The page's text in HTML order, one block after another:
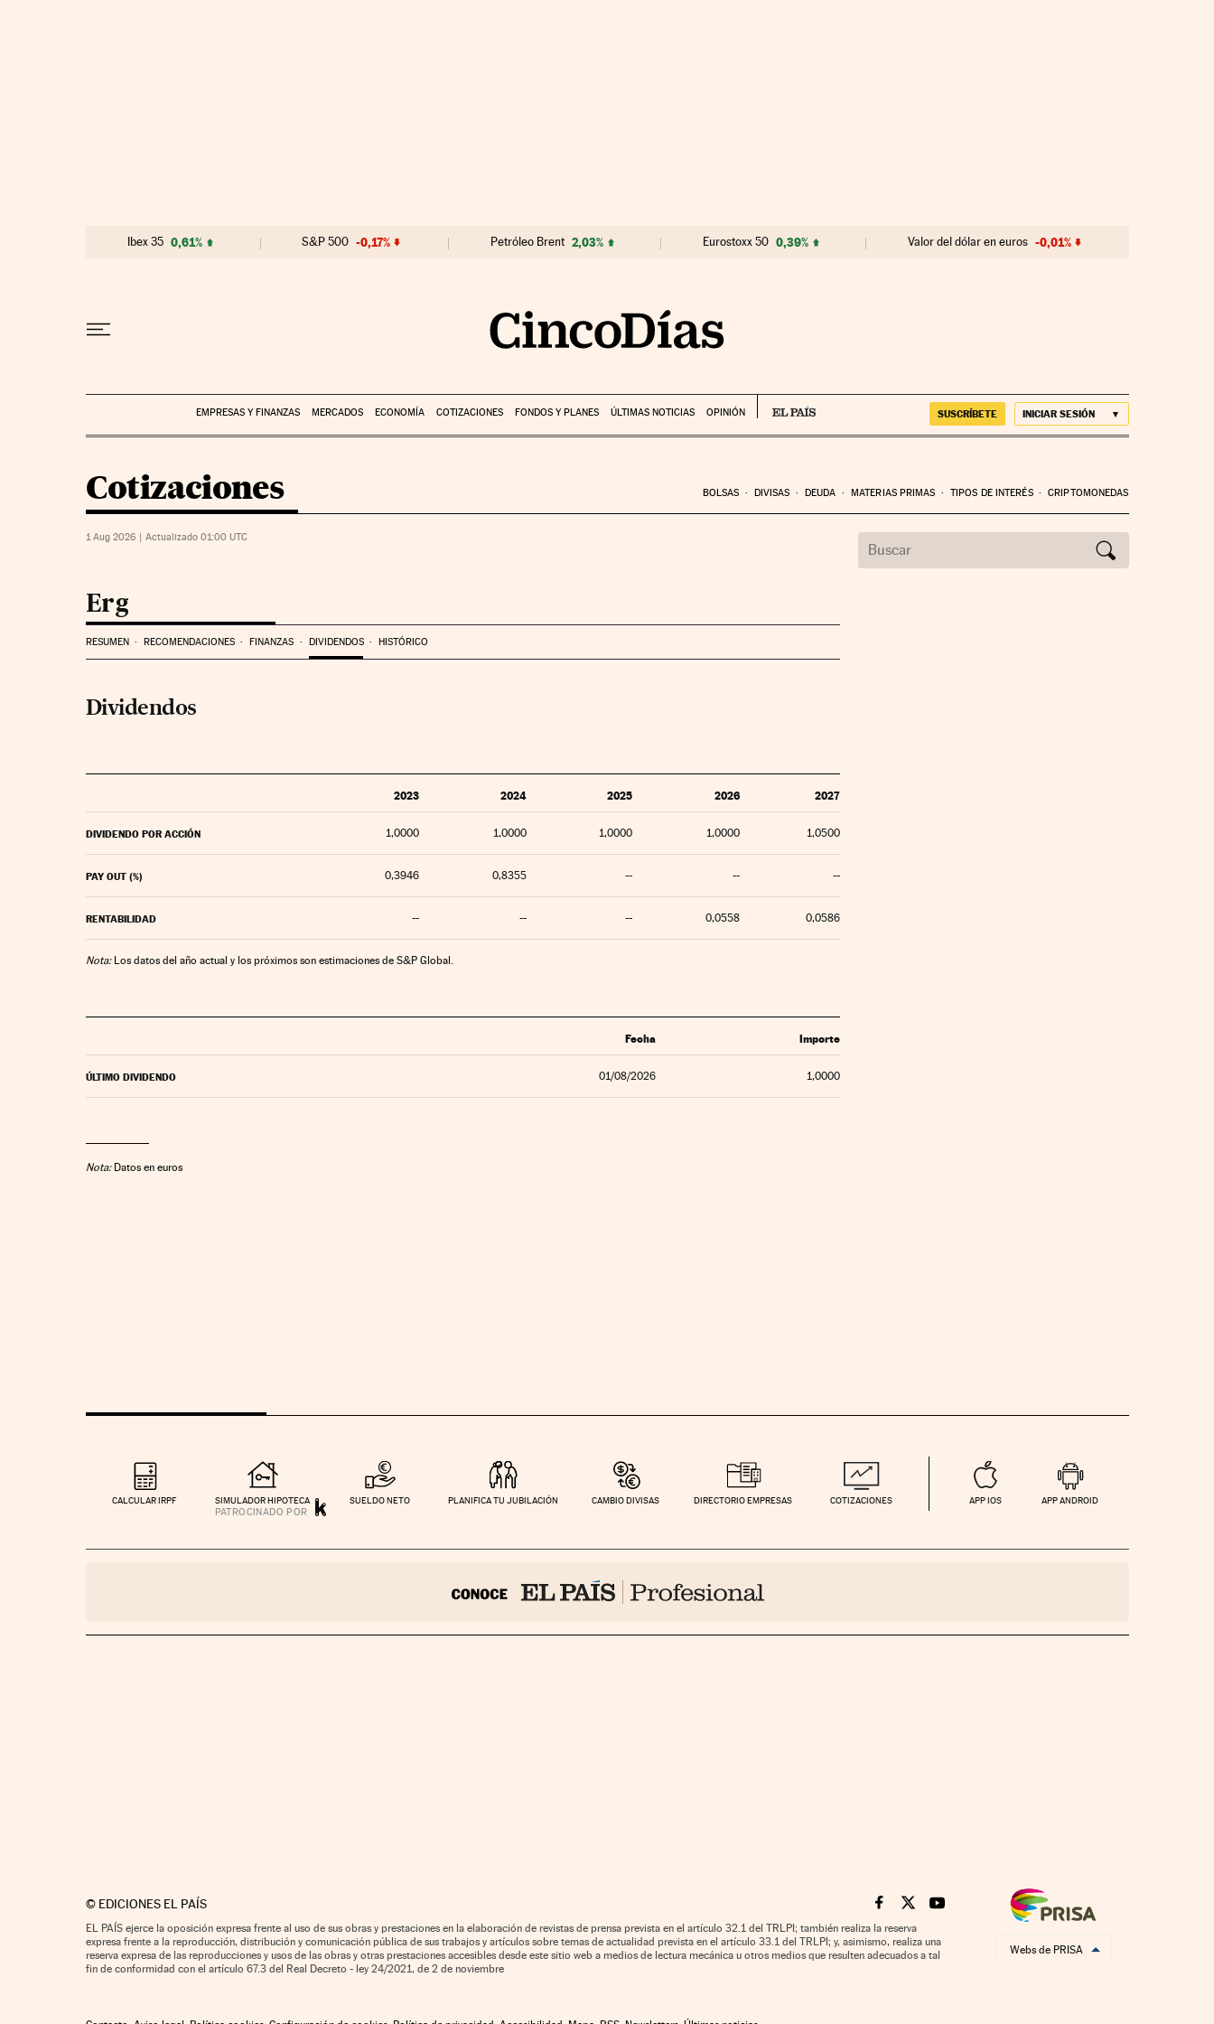
Ibex 35 0,61% S&P 500 -0,17% Petróleo Brent 2,03% Eurostoxx 50 0,39% Valor del dólar en euros -0,01%
EMPRESAS Y FINANZAS MERCADOS ECONOMÍA COTIZACIONES FONDOS Y PLANES ÚLTIMAS NOTICIAS OPINIÓN SUSCRÍBETE INICIAR SESIÓN
Cotizaciones BOLSAS DIVISAS DEUDA MATERIAS PRIMAS TIPOS DE INTERÉS CRIPTOMONEDAS
1 Aug 2026 | Actualizado 01:00 UTC
Erg
RESUMEN RECOMENDACIONES FINANZAS DIVIDENDOS HISTÓRICO
Dividendos
2023 2024 2025 2026 2027
DIVIDENDO POR ACCIÓN 1,0000 1,0000 1,0000 1,0000 1,0500
PAY OUT (%) 0,3946 0,8355 -- -- --
RENTABILIDAD -- -- -- 0,0558 0,0586
Nota:Los datos del año actual y los próximos son estimaciones de S&P Global.
Fecha Importe
ÚLTIMO DIVIDENDO 01/08/2026 1,0000
Nota:Datos en euros
CALCULAR IRPF SIMULADOR HIPOTECA SUELDO NETO PLANIFICA TU JUBILACIÓN CAMBIO DIVISAS DIRECTORIO EMPRESAS COTIZACIONES APP IOS APP ANDROID
© EDICIONES EL PAÍS Cinco Días en Facebook
Cinco Días en Twitter
Cinco Días en Youtube
EL PAÍS ejerce la oposición expresa frente al uso de sus obras y prestaciones en la elaboración de revistas de prensa prevista en el artículo 32.1 del TRLPI; también realiza la reserva
expresa frente a la reproducción, distribución y comunicación pública de sus trabajos y artículos sobre temas de actualidad prevista en el artículo 33.1 del TRLPI; y, asimismo, realiza una
reserva expresa de las reproducciones y usos de las obras y otras prestaciones accesibles desde este sitio web a medios de lectura mecánica u otros medios que resulten adecuados a tal
fin de conformidad con el artículo 67.3 del Real Decreto - ley 24/2021, de 2 de noviembre
Webs de PRISA